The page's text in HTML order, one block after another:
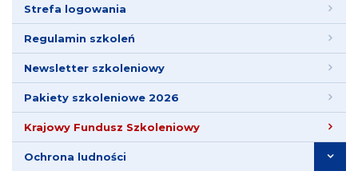
Strefa logowania
Regulamin szkoleń
Newsletter szkoleniowy
Pakiety szkoleniowe 2026
Krajowy Fundusz Szkoleniowy
Ochrona ludności